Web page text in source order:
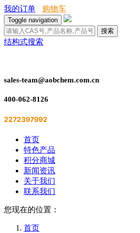
我的订单 购物车
Toggle navigation
搜索
结构式搜索
sales-team@aobchem.com.cn
400-062-8126
2272397992
首页
特色产品
积分商城
新闻资讯
关于我们
联系我们
您现在的位置：
首页